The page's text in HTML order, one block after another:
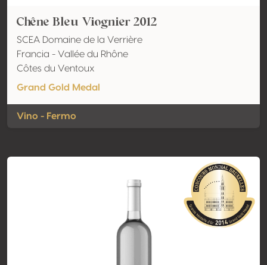
Chêne Bleu Viognier 2012
SCEA Domaine de la Verrière
Francia - Vallée du Rhône
Côtes du Ventoux
Grand Gold Medal
Vino - Fermo